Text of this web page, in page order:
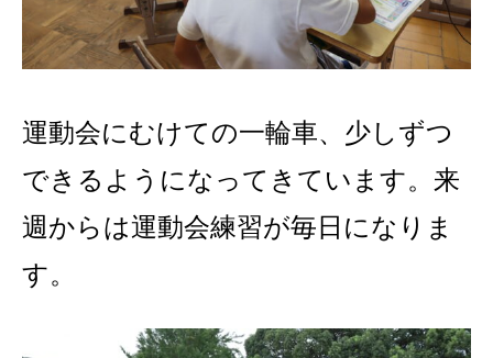
運動会にむけての一輪車、少しずつ
できるようになってきています。来
週からは運動会練習が毎日になりま
す。